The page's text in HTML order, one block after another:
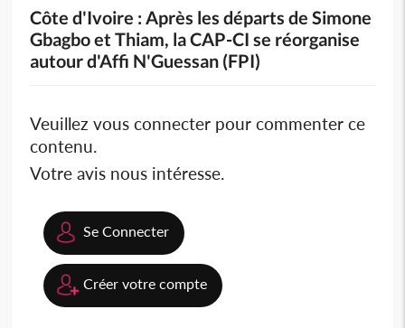
Côte d'Ivoire : Après les départs de Simone
Gbagbo et Thiam, la CAP-CI se réorganise
autour d'Affi N'Guessan (FPI)
Veuillez vous connecter pour commenter ce
contenu.
Votre avis nous intéresse.
Se Connecter
Créer votre compte